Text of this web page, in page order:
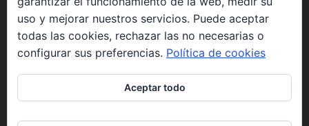
Una asociación constituida sin ánimo de lucro cuya misión
es atender los aspectos espirituales relacionados con el
proceso vivir el morir.
uso y mejorar nuestros servicios. Puede aceptar
todas las cookies, rechazar las no necesarias o
configurar sus preferencias. Política de cookies
Aceptar todo